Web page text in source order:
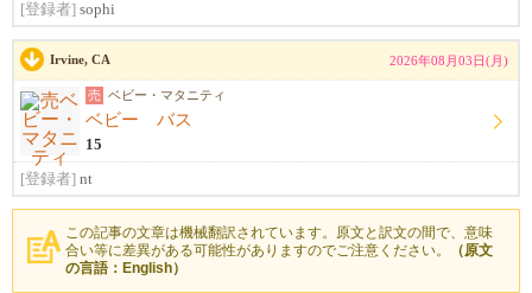
[登録者] sophi
Irvine, CA 2026年08月03日(月)
売 ベビー・マタニティ
ベビー バス
15
[登録者] nt
この記事の文章は機械翻訳されています。原文と訳文の間で、意味
合い等に差異がある可能性がありますのでご注意ください。
（原文
の言語：English）